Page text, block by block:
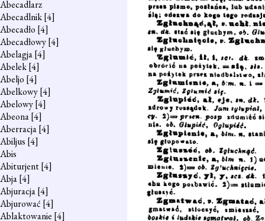
Abecadlarz
Abecadlnik[4]
Abecadło [4]
Abecadłowy[4]
Abelagja[4]
Abelek[4]
Abeljo [4]
Abelkowy[4]
Abelowy[4]
Abeona[4]
Aberracja[4]
Abiljus [4]
Abis
Abiturjent[4]
Abja[4]
Abjuracja[4]
Abjurować [4]
Ablaktowanie [4]